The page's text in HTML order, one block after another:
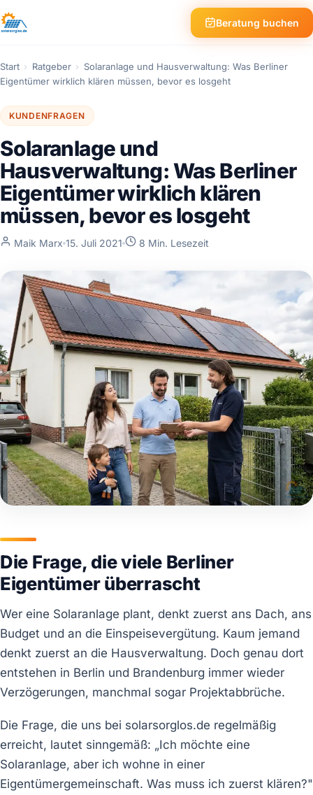
Beratung buchen
Start › Ratgeber › Solaranlage und Hausverwaltung: Was Berliner
Eigentümer wirklich klären müssen, bevor es losgeht
KUNDENFRAGEN
Solaranlage und
Hausverwaltung: Was Berliner
Eigentümer wirklich klären
müssen, bevor es losgeht
Maik Marx 15. Juli 2021 8 Min. Lesezeit
Die Frage, die viele Berliner
Eigentümer überrascht
Wer eine Solaranlage plant, denkt zuerst ans Dach, ans
Budget und an die Einspeisevergütung. Kaum jemand
denkt zuerst an die Hausverwaltung. Doch genau dort
entstehen in Berlin und Brandenburg immer wieder
Verzögerungen, manchmal sogar Projektabbrüche.
Die Frage, die uns bei solarsorglos.de regelmäßig
erreicht, lautet sinngemäß: „Ich möchte eine
Solaranlage, aber ich wohne in einer
Eigentümergemeinschaft. Was muss ich zuerst klären?"